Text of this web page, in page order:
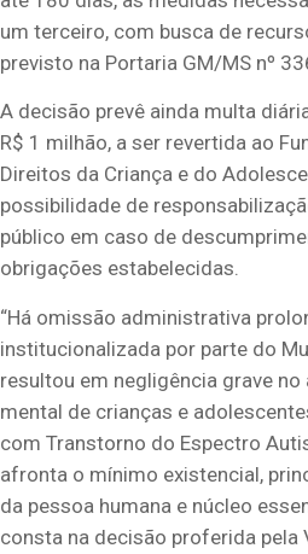
um terceiro, com busca de
previsto na Portaria GM/MS nº
A decisão prevê ainda multa
R$ 1 milhão, a ser revertida ao
Direitos da Criança e do
possibilidade de
público em caso de
obrigações estabelecidas.
“Há omissão administrativa
institucionalizada por parte do
resultou em negligência grave
mental de crianças e
com Transtorno do Espectro
afronta o mínimo existencial,
da pessoa humana e núcleo
consta na decisão proferida pela